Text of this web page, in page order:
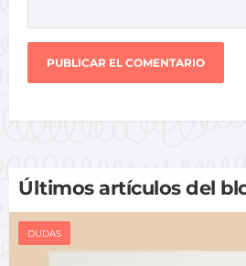
Últimos artículos del
DUDAS